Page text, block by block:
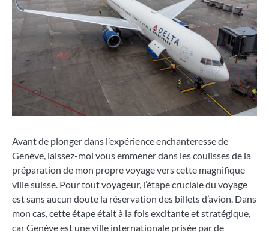
Avant de plonger dans l’expérience enchanteresse de
Genève, laissez-moi vous emmener dans les coulisses de la
préparation de mon propre voyage vers cette magnifique
ville suisse. Pour tout voyageur, l’étape cruciale du voyage
est sans aucun doute la réservation des billets d’avion. Dans
mon cas, cette étape était à la fois excitante et stratégique,
car Genève est une ville internationale prisée par de